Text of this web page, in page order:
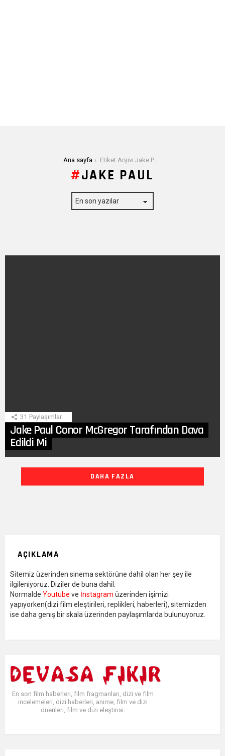
Ana sayfa Etiket Arşivi:Jake Paul
JAKE PAUL
31 Paylaşımlar
Jake Paul Conor McGregor Tarafından Dava
Edildi Mi
DAHA FAZLA
AÇIKLAMA
Sitemiz üzerinden sinema sektörüne dahil olan her şey ile
ilgileniyoruz. Diziler de buna dahil.
Normalde Youtube ve İnstagram üzerinden işimizi
yapıyorken(dizi film eleştirileri, replikleri, haberleri), sitemizden
ise daha geniş bir skala üzerinden paylaşımlarda bulunuyoruz.
En son film haberleri, film fragmanları, dizi ve film
incelemeleri, dizi haberleri, anime, film ve dizi
önerileri, film ve dizi eleştirisi.